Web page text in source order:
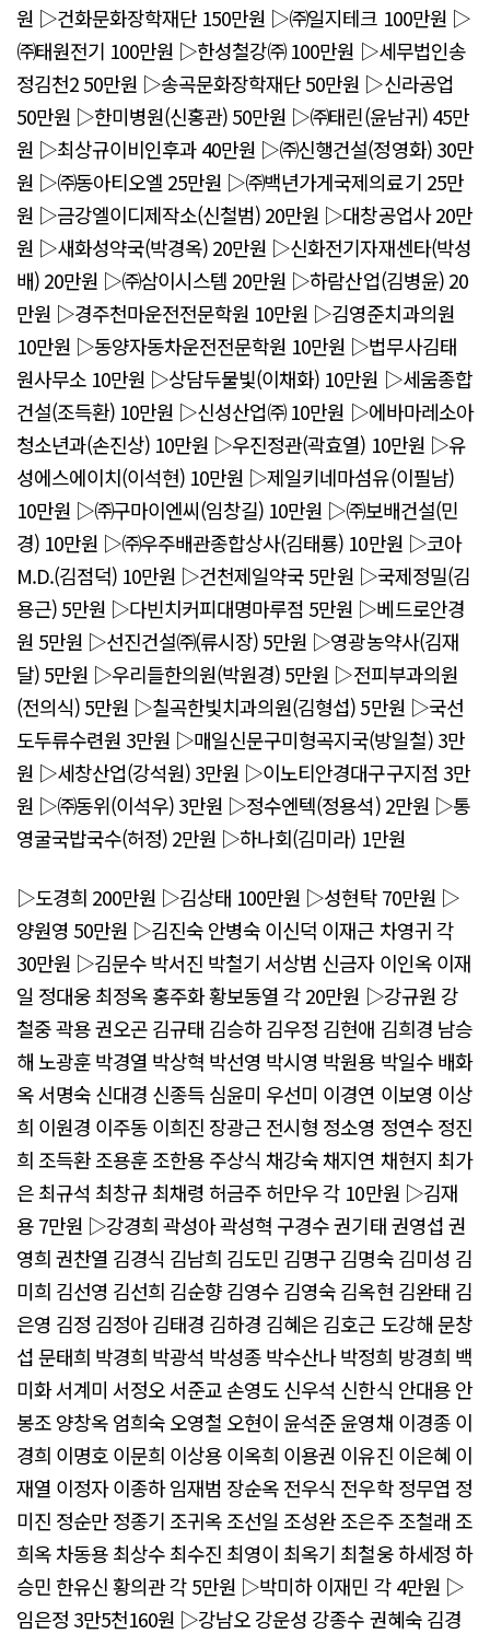
원 ▷건화문화장학재단 150만원 ▷㈜일지테크 100만원 ▷
㈜태원전기 100만원 ▷한성철강㈜ 100만원 ▷세무법인송
정김천2 50만원 ▷송곡문화장학재단 50만원 ▷신라공업
50만원 ▷한미병원(신홍관) 50만원 ▷㈜태린(윤남귀) 45만
원 ▷최상규이비인후과 40만원 ▷㈜신행건설(정영화) 30만
원 ▷㈜동아티오엘 25만원 ▷㈜백년가게국제의료기 25만
원 ▷금강엘이디제작소(신철범) 20만원 ▷대창공업사 20만
원 ▷새화성약국(박경옥) 20만원 ▷신화전기자재센타(박성
배) 20만원 ▷㈜삼이시스템 20만원 ▷하람산업(김병윤) 20
만원 ▷경주천마운전전문학원 10만원 ▷김영준치과의원
10만원 ▷동양자동차운전전문학원 10만원 ▷법무사김태
원사무소 10만원 ▷상담두물빛(이채화) 10만원 ▷세움종합
건설(조득환) 10만원 ▷신성산업㈜ 10만원 ▷에바마레소아
청소년과(손진상) 10만원 ▷우진정관(곽효열) 10만원 ▷유
성에스에이치(이석현) 10만원 ▷제일키네마섬유(이필남)
10만원 ▷㈜구마이엔씨(임창길) 10만원 ▷㈜보배건설(민
경) 10만원 ▷㈜우주배관종합상사(김태룡) 10만원 ▷코아
M.D.(김점덕) 10만원 ▷건천제일약국 5만원 ▷국제정밀(김
용근) 5만원 ▷다빈치커피대명마루점 5만원 ▷베드로안경
원 5만원 ▷선진건설㈜(류시장) 5만원 ▷영광농약사(김재
달) 5만원 ▷우리들한의원(박원경) 5만원 ▷전피부과의원
(전의식) 5만원 ▷칠곡한빛치과의원(김형섭) 5만원 ▷국선
도두류수련원 3만원 ▷매일신문구미형곡지국(방일철) 3만
원 ▷세창산업(강석원) 3만원 ▷이노티안경대구구지점 3만
원 ▷㈜동위(이석우) 3만원 ▷정수엔텍(정용석) 2만원 ▷통
영굴국밥국수(허정) 2만원 ▷하나회(김미라) 1만원
▷도경희 200만원 ▷김상태 100만원 ▷성현탁 70만원 ▷
양원영 50만원 ▷김진숙 안병숙 이신덕 이재근 차영귀 각
30만원 ▷김문수 박서진 박철기 서상범 신금자 이인옥 이재
일 정대웅 최정옥 홍주화 황보동열 각 20만원 ▷강규원 강
철중 곽용 권오곤 김규태 김승하 김우정 김현애 김희경 남승
해 노광훈 박경열 박상혁 박선영 박시영 박원용 박일수 배화
옥 서명숙 신대경 신종득 심윤미 우선미 이경연 이보영 이상
희 이원경 이주동 이희진 장광근 전시형 정소영 정연수 정진
희 조득환 조용훈 조한용 주상식 채강숙 채지연 채현지 최가
은 최규석 최창규 최채령 허금주 허만우 각 10만원 ▷김재
용 7만원 ▷강경희 곽성아 곽성혁 구경수 권기태 권영섭 권
영희 권찬열 김경식 김남희 김도민 김명구 김명숙 김미성 김
미희 김선영 김선희 김순향 김영수 김영숙 김옥현 김완태 김
은영 김정 김정아 김태경 김하경 김혜은 김호근 도강해 문창
섭 문태희 박경희 박광석 박성종 박수산나 박정희 방경희 백
미화 서계미 서정오 서준교 손영도 신우석 신한식 안대용 안
봉조 양창옥 엄희숙 오영철 오현이 윤석준 윤영채 이경종 이
경희 이명호 이문희 이상용 이옥희 이용권 이유진 이은혜 이
재열 이정자 이종하 임재범 장순옥 전우식 전우학 정무엽 정
미진 정순만 정종기 조귀옥 조선일 조성완 조은주 조철래 조
희옥 차동용 최상수 최수진 최영이 최옥기 최철웅 하세정 하
승민 한유신 황의관 각 5만원 ▷박미하 이재민 각 4만원 ▷
임은정 3만5천160원 ▷강남오 강운성 강종수 권혜숙 김경